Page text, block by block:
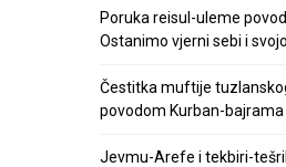
Poruka reisul-uleme
Ostanimo vjerni sebi i
Čestitka muftije
povodom Kurban-bajrama
Jevmu-Arefe i tekbiri-